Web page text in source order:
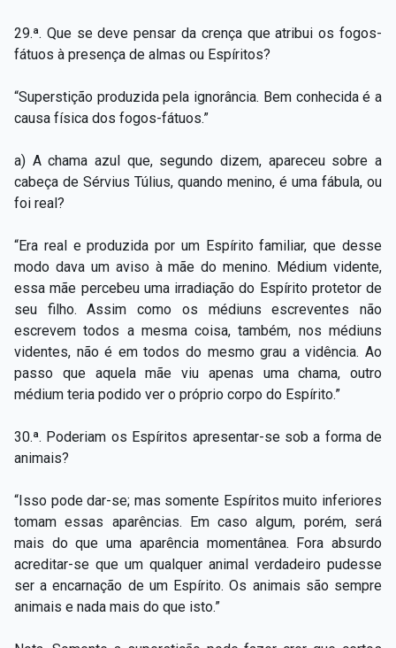
29.ª. Que se deve pensar da crença que atribui os fogos-
fátuos à presença de almas ou Espíritos?
“Superstição produzida pela ignorância. Bem conhecida é a
causa física dos fogos-fátuos.”
a) A chama azul que, segundo dizem, apareceu sobre a
cabeça de Sérvius Túlius, quando menino, é uma fábula, ou
foi real?
“Era real e produzida por um Espírito familiar, que desse
modo dava um aviso à mãe do menino. Médium vidente,
essa mãe percebeu uma irradiação do Espírito protetor de
seu filho. Assim como os médiuns escreventes não
escrevem todos a mesma coisa, também, nos médiuns
videntes, não é em todos do mesmo grau a vidência. Ao
passo que aquela mãe viu apenas uma chama, outro
médium teria podido ver o próprio corpo do Espírito.”
30.ª. Poderiam os Espíritos apresentar-se sob a forma de
animais?
“Isso pode dar-se; mas somente Espíritos muito inferiores
tomam essas aparências. Em caso algum, porém, será
mais do que uma aparência momentânea. Fora absurdo
acreditar-se que um qualquer animal verdadeiro pudesse
ser a encarnação de um Espírito. Os animais são sempre
animais e nada mais do que isto.”